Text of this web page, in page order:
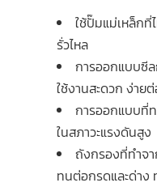
ใช้ปั๊มแม่เหล็กที่
รั่วไหล
การออกแบบซี
ใช้งานสะดวก ง่าย
การออกแบบที่
ในสภาวะแรงดันสูง
ถังกรองที่ทำจ
ทนต่อกรดและด่า